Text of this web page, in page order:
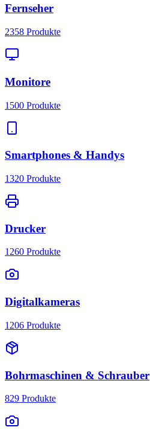
Fernseher
2358 Produkte
Monitore
1500 Produkte
Smartphones & Handys
1320 Produkte
Drucker
1260 Produkte
Digitalkameras
1206 Produkte
Bohrmaschinen & Schrauber
829 Produkte